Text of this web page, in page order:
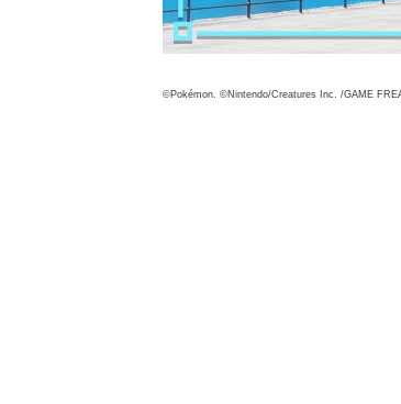
©Pokémon. ©Nintendo/Creatures Inc. /GAME